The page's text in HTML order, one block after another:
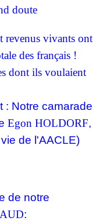
doute
revenus vivants ont
des français !
dont ils voulaient
: Notre camarade
Egon HOLDORF,
de l'AACLE)
de notre
: